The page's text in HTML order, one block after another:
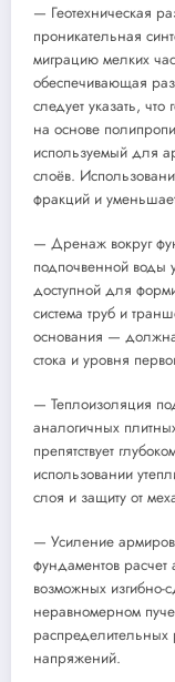
— Геотехническая
проникательная
миграцию мелких
обеспечивающая
следует указать, что
на основе
используемый для
слоёв.
фракций и
— Дренаж вокруг
подпочвенной воды
доступной для
система труб и
основания — должна
стока и уровня
— Теплоизоляция
аналогичных
препятствует
использовании
слоя и защиту от
— Усиление
фундаментов расчет
возможных изгибно-
неравномерном
напряжений.